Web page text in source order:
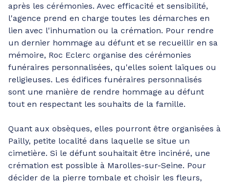
après les cérémonies. Avec efficacité et sensibilité,
l'agence prend en charge toutes les démarches en
lien avec l'inhumation ou la crémation. Pour rendre
un dernier hommage au défunt et se recueillir en sa
mémoire, Roc Eclerc organise des cérémonies
funéraires personnalisées, qu'elles soient laïques ou
religieuses. Les édifices funéraires personnalisés
sont une manière de rendre hommage au défunt
tout en respectant les souhaits de la famille.
Quant aux obsèques, elles pourront être organisées à
Pailly, petite localité dans laquelle se situe un
cimetière. Si le défunt souhaitait être incinéré, une
crémation est possible à Marolles-sur-Seine. Pour
décider de la pierre tombale et choisir les fleurs,